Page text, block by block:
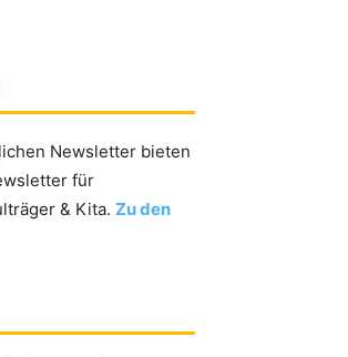
Newsletter bieten
für
& Kita. Zu den